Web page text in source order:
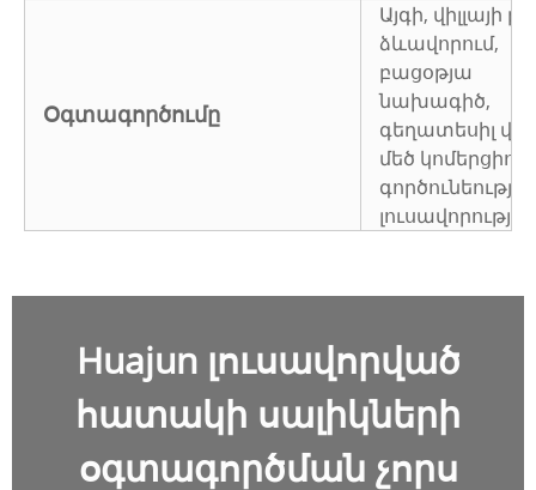
Օգտագործումը
Այգի, վիլլայի
ձևավորում,
բացօթյա
նախագիծ,
գեղատեսիլ
մեծ կոմերցիոն
Huajun լուսավորված
հատակի սալիկների
օգտագործման չորս